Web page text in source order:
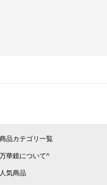
商品カテゴリ一覧
万華鏡について^
人気商品